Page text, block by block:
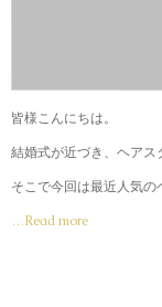
皆様こんにちは。
結婚式が近づき、ヘアス
そこで今回は最近人気の
…Read more